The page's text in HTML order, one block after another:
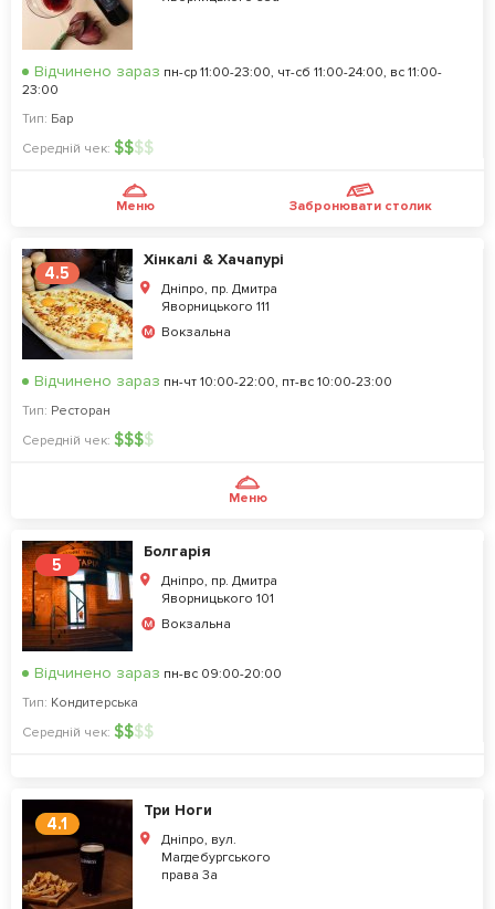
Відчинено зараз пн-ср 11:00-23:00, чт-сб 11:00-24:00, вс 11:00-
23:00
Тип: Бар
Середній чек: $$$$
Меню Забронювати столик
4.5
Хінкалі & Хачапурі
Дніпро, пр. Дмитра
Яворницького 111
Вокзальна
Відчинено зараз пн-чт 10:00-22:00, пт-вс 10:00-23:00
Тип: Ресторан
Середній чек: $$$$
Меню
5
Болгарія
Дніпро, пр. Дмитра
Яворницького 101
Вокзальна
Відчинено зараз пн-вс 09:00-20:00
Тип: Кондитерська
Середній чек: $$$$
4.1
Три Ноги
Дніпро, вул.
Магдебургського
права 3а